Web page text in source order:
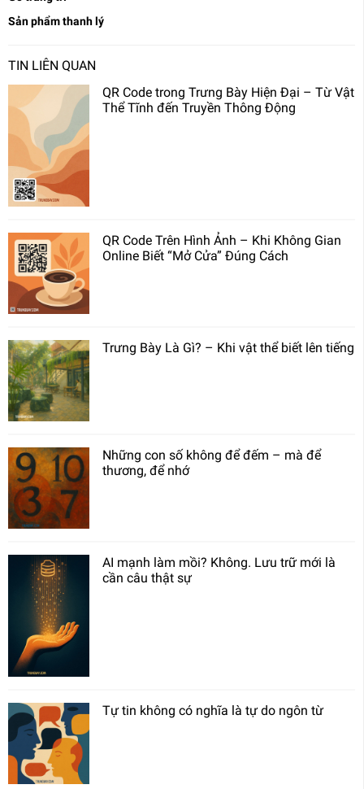
Sản phẩm thanh lý
TIN LIÊN QUAN
QR Code trong Trưng Bày Hiện Đại – Từ Vật
Thể Tĩnh đến Truyền Thông Động
QR Code Trên Hình Ảnh – Khi Không Gian
Online Biết “Mở Cửa” Đúng Cách
Trưng Bày Là Gì? – Khi vật thể biết lên tiếng
Những con số không để đếm – mà để
thương, để nhớ
AI mạnh làm mồi? Không. Lưu trữ mới là
cần câu thật sự
Tự tin không có nghĩa là tự do ngôn từ